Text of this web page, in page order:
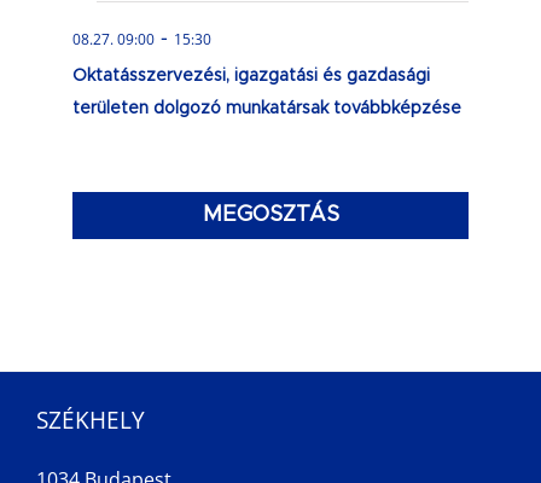
08.27. 09:00 - 15:30
Oktatásszervezési, igazgatási és gazdasági
területen dolgozó munkatársak továbbképzése
MEGOSZTÁS
SZÉKHELY